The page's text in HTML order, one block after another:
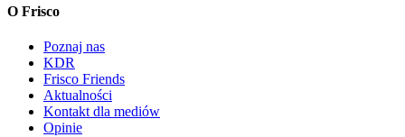
O Frisco
Poznaj nas
KDR
Frisco Friends
Aktualności
Kontakt dla mediów
Opinie